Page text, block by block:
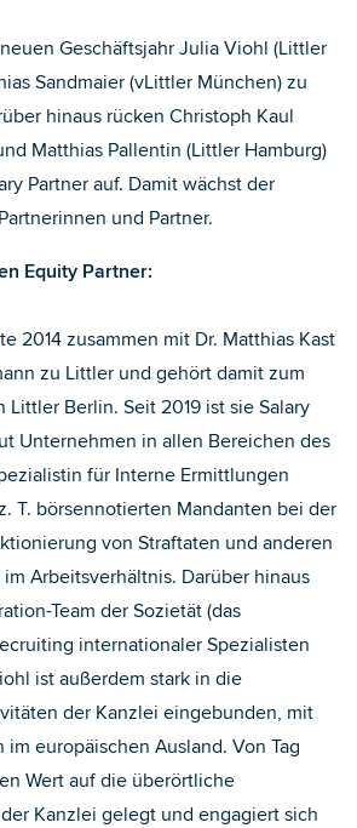
Geschäftsjahr Julia Viohl (Littler
Sandmaier (vLittler München) zu
hinaus rücken Christoph Kaul
Matthias Pallentin (Littler Hamburg)
Partner auf. Damit wächst der
und Partner.
Equity Partner:
2014 zusammen mit Dr. Matthias Kast
zu Littler und gehört damit zum
Littler Berlin. Seit 2019 ist sie Salary
Unternehmen in allen Bereichen des
für Interne Ermittlungen
T. börsennotierten Mandanten bei der
von Straftaten und anderen
Arbeitsverhältnis. Darüber hinaus
Team der Sozietät (das
internationaler Spezialisten
ist außerdem stark in die
der Kanzlei eingebunden, mit
europäischen Ausland. Von Tag
Wert auf die überörtliche
Kanzlei gelegt und engagiert sich